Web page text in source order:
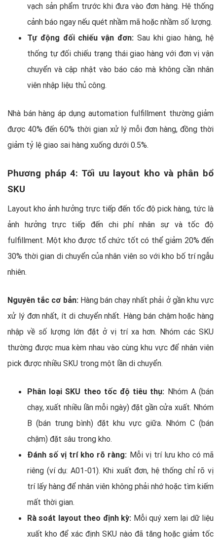
vạch sản phẩm trước khi đưa vào đơn hàng. Hệ thống
cảnh báo ngay nếu quét nhầm mã hoặc nhầm số lượng.
Tự động đối chiếu vận đơn: Sau khi giao hàng, hệ
thống tự đối chiếu trạng thái giao hàng với đơn vị vận
chuyển và cập nhật vào báo cáo mà không cần nhân
viên nhập liệu thủ công.
Nhà bán hàng áp dụng automation fulfillment thường giảm
được 40% đến 60% thời gian xử lý mỗi đơn hàng, đồng thời
giảm tỷ lệ giao sai hàng xuống dưới 0.5%.
Phương pháp 4: Tối ưu layout kho và phân bổ
SKU
Layout kho ảnh hưởng trực tiếp đến tốc độ pick hàng, tức là
ảnh hưởng trực tiếp đến chi phí nhân sự và tốc độ
fulfillment. Một kho được tổ chức tốt có thể giảm 20% đến
30% thời gian di chuyển của nhân viên so với kho bố trí ngẫu
nhiên.
Nguyên tắc cơ bản:Hàng bán chạy nhất phải ở gần khu vực
xử lý đơn nhất, ít di chuyển nhất. Hàng bán chậm hoặc hàng
nhập về số lượng lớn đặt ở vị trí xa hơn. Nhóm các SKU
thường được mua kèm nhau vào cùng khu vực để nhân viên
pick được nhiều SKU trong một lần di chuyển.
Phân loại SKU theo tốc độ tiêu thụ: Nhóm A (bán
chạy, xuất nhiều lần mỗi ngày) đặt gần cửa xuất. Nhóm
B (bán trung bình) đặt khu vực giữa. Nhóm C (bán
chậm) đặt sâu trong kho.
Đánh số vị trí kho rõ ràng: Mỗi vị trí lưu kho có mã
riêng (ví dụ: A01-01). Khi xuất đơn, hệ thống chỉ rõ vị
trí lấy hàng để nhân viên không phải nhớ hoặc tìm kiếm
mất thời gian.
Rà soát layout theo định kỳ: Mỗi quý xem lại dữ liệu
xuất kho để xác định SKU nào đã tăng hoặc giảm tốc